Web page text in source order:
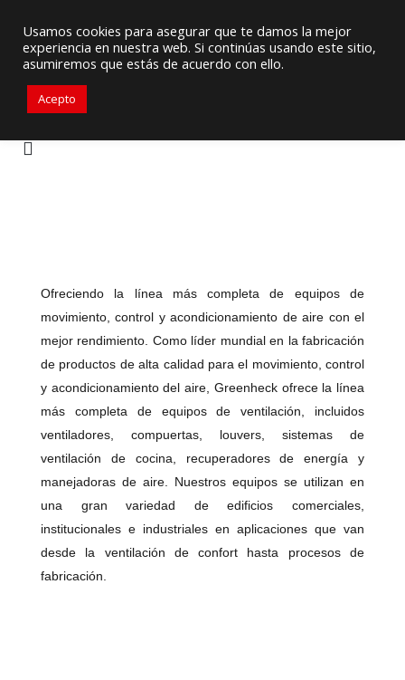
+57 3105917311 ventascolombia@primelines-hvac.com
Ofreciendo la línea más completa de equipos de
movimiento, control y acondicionamiento de aire con el
mejor rendimiento. Como líder mundial en la fabricación
de productos de alta calidad para el movimiento, control
y acondicionamiento del aire, Greenheck ofrece la línea
más completa de equipos de ventilación, incluidos
ventiladores, compuertas, louvers, sistemas de
ventilación de cocina, recuperadores de energía y
manejadoras de aire. Nuestros equipos se utilizan en
una gran variedad de edificios comerciales,
institucionales e industriales en aplicaciones que van
desde la ventilación de confort hasta procesos de
fabricación.
Usamos cookies para asegurar que te damos la mejor
experiencia en nuestra web. Si continúas usando este sitio,
asumiremos que estás de acuerdo con ello.
Acepto